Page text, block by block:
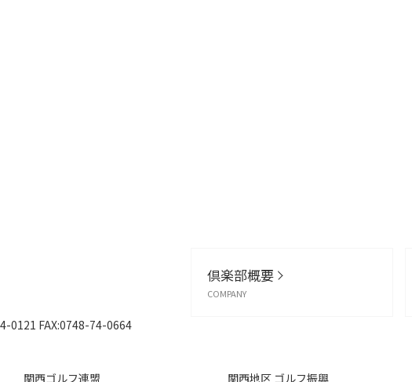
倶楽部概要
COMPANY
0121 FAX:0748-74-0664
関西ゴルフ連盟 関西地区 ゴルフ振興